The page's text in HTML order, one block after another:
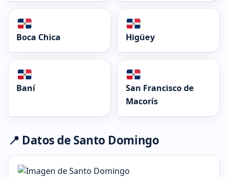
Boca Chica Higüey
Baní
San Francisco de
Macorís
📍 Datos de Santo Domingo